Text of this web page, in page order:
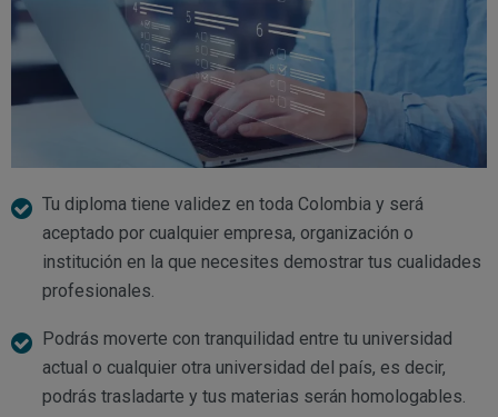
Tu diploma tiene validez en toda Colombia y será
aceptado por cualquier empresa, organización o
institución en la que necesites demostrar tus cualidades
profesionales.
Podrás moverte con tranquilidad entre tu universidad
actual o cualquier otra universidad del país, es decir,
podrás trasladarte y tus materias serán homologables.